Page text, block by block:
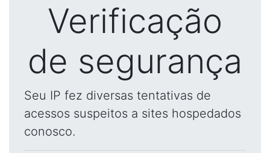
Verificação
de segurança
Seu IP fez diversas tentativas de
acessos suspeitos a sites hospedados
conosco.